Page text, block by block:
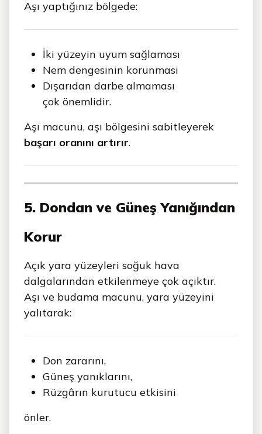
Aşı yaptığınız bölgede:
İki yüzeyin uyum sağlaması
Nem dengesinin korunması
Dışarıdan darbe almaması
çok önemlidir.
Aşı macunu, aşı bölgesini sabitleyerek
başarı oranını artırır.
5. Dondan ve Güneş Yanığından
Korur
Açık yara yüzeyleri soğuk hava
dalgalarından etkilenmeye çok açıktır.
Aşı ve budama macunu, yara yüzeyini
yalıtarak:
Don zararını,
Güneş yanıklarını,
Rüzgârın kurutucu etkisini
önler.